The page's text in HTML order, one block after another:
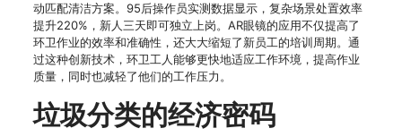
动匹配清洁方案。95后操作员实测数据显示，复杂场景处置效率
提升220%，新人三天即可独立上岗。AR眼镜的应用不仅提高了
环卫作业的效率和准确性，还大大缩短了新员工的培训周期。通
过这种创新技术，环卫工人能够更快地适应工作环境，提高作业
质量，同时也减轻了他们的工作压力。
垃圾分类的经济密码